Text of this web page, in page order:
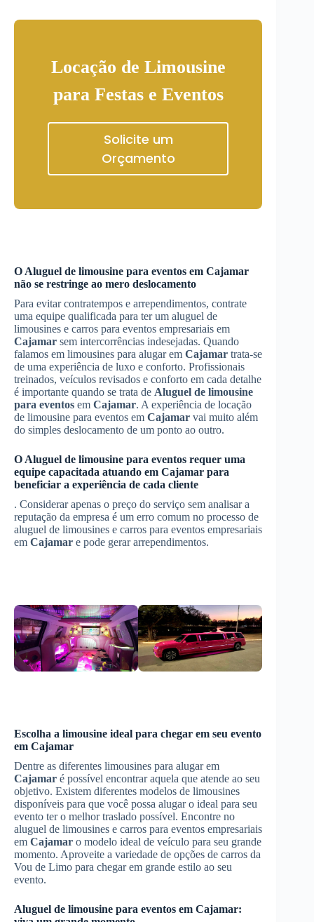
Locação de Limousine
para Festas e Eventos
Solicite um
Orçamento
O Aluguel de limousine para eventos em Cajamar
não se restringe ao mero deslocamento
Para evitar contratempos e arrependimentos, contrate
uma equipe qualificada para ter um aluguel de
limousines e carros para eventos empresariais em
Cajamar sem intercorrências indesejadas. Quando
falamos em limousines para alugar em Cajamar trata-se
de uma experiência de luxo e conforto. Profissionais
treinados, veículos revisados e conforto em cada detalhe
é importante quando se trata de Aluguel de limousine
para eventos em Cajamar. A experiência de locação
de limousine para eventos em Cajamar vai muito além
do simples deslocamento de um ponto ao outro.
O Aluguel de limousine para eventos requer uma
equipe capacitada atuando em Cajamar para
beneficiar a experiência de cada cliente
. Considerar apenas o preço do serviço sem analisar a
reputação da empresa é um erro comum no processo de
aluguel de limousines e carros para eventos empresariais
em Cajamar e pode gerar arrependimentos.
Escolha a limousine ideal para chegar em seu evento
em Cajamar
Dentre as diferentes limousines para alugar em
Cajamar é possível encontrar aquela que atende ao seu
objetivo. Existem diferentes modelos de limousines
disponíveis para que você possa alugar o ideal para seu
evento ter o melhor traslado possível. Encontre no
aluguel de limousines e carros para eventos empresariais
em Cajamar o modelo ideal de veículo para seu grande
momento. Aproveite a variedade de opções de carros da
Vou de Limo para chegar em grande estilo ao seu
evento.
Aluguel de limousine para eventos em Cajamar: